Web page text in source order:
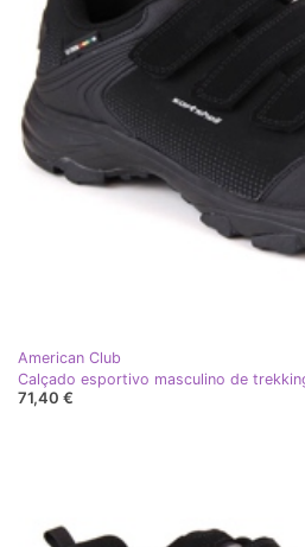
American Club
71,40 €